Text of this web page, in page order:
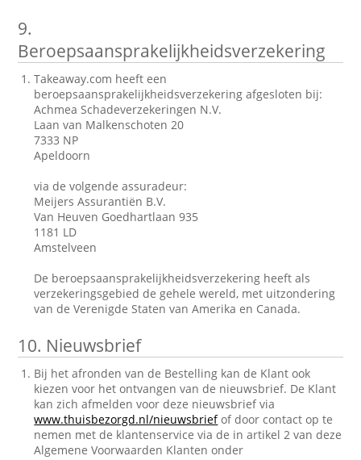
9.
Beroepsaansprakelijkheidsverzekering
Takeaway.com heeft een
beroepsaansprakelijkheidsverzekering afgesloten bij:
Achmea Schadeverzekeringen N.V.
Laan van Malkenschoten 20
7333 NP
Apeldoorn
via de volgende assuradeur:
Meijers Assurantiën B.V.
Van Heuven Goedhartlaan 935
1181 LD
Amstelveen
De beroepsaansprakelijkheidsverzekering heeft als
verzekeringsgebied de gehele wereld, met uitzondering
van de Verenigde Staten van Amerika en Canada.
10. Nieuwsbrief
Bij het afronden van de Bestelling kan de Klant ook
kiezen voor het ontvangen van de nieuwsbrief. De Klant
kan zich afmelden voor deze nieuwsbrief via
www.thuisbezorgd.nl/nieuwsbriefof door contact op te
nemen met de klantenservice via de in artikel 2 van deze
Algemene Voorwaarden Klanten onder